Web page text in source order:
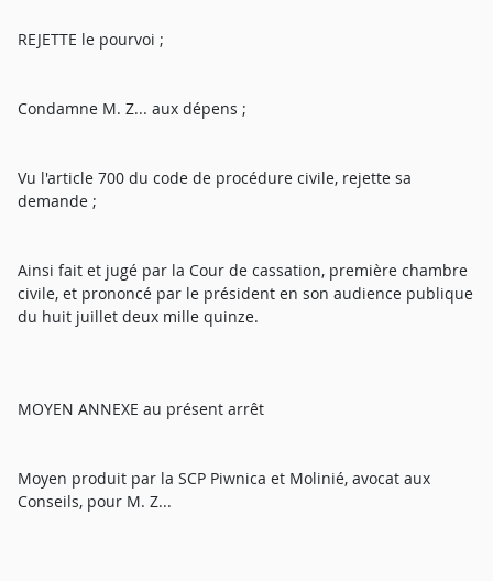
REJETTE le pourvoi ;
Condamne M. Z... aux dépens ;
Vu l'article 700 du code de procédure civile, rejette sa
demande ;
Ainsi fait et jugé par la Cour de cassation, première chambre
civile, et prononcé par le président en son audience publique
du huit juillet deux mille quinze.
MOYEN ANNEXE au présent arrêt
Moyen produit par la SCP Piwnica et Molinié, avocat aux
Conseils, pour M. Z...